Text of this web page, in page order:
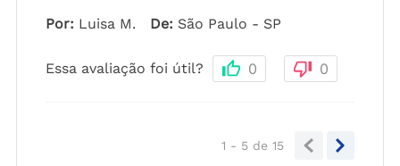
Por: Luisa M. De: São Paulo - SP
Essa avaliação foi útil? 0 0
1 - 5 de 15